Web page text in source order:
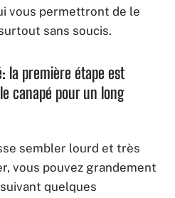
vous permettront de le
sans soucis.
la première étape est
canapé pour un long
sembler lourd et très
vous pouvez grandement
quelques